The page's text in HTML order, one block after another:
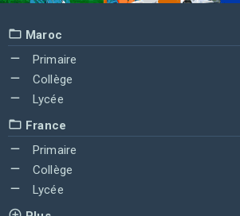
Maroc
Primaire
Collège
Lycée
France
Primaire
Collège
Lycée